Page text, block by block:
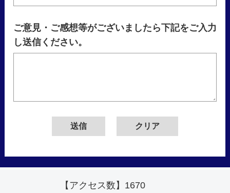
ご意見・ご感想等がございましたら下記をご入力
し送信ください。
【アクセス数】 1670